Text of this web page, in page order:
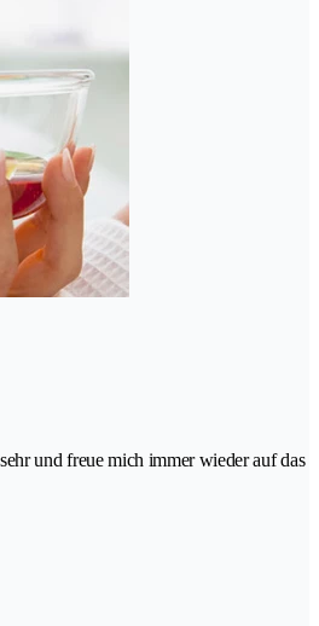
und freue mich immer wieder auf das